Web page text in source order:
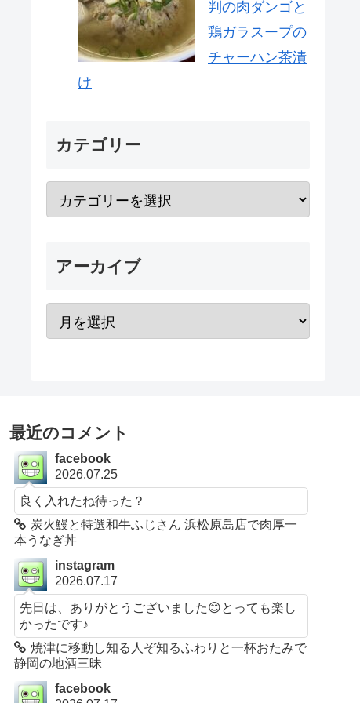
判の肉ダンゴと
鶏ガラスープの
チャーハン茶漬
け
カテゴリー
アーカイブ
最近のコメント
facebook
2026.07.25
良く入れたね待った？
炭火鰻と特選和牛ふじさん 浜松原島店で肉厚一
本うなぎ丼
instagram
2026.07.17
先日は、ありがとうございました😊とっても楽し
かったです♪
焼津に移動し知る人ぞ知るふわりと一杯おたみで
静岡の地酒三昧
facebook